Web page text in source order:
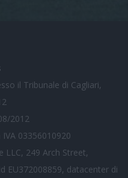
il Tribunale di Cagliari,
2012
03356010920
LLC, 249 Arch Street,
EU372008859, datacenter di